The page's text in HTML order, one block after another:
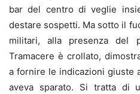
bar del centro di veglie
destare sospetti. Ma sotto il
militari, alla presenza del
Tramacere è crollato,
a fornire le indicazioni giuste
aveva sparato. Si tratta di